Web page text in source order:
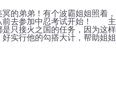
的弟弟！有个波霸姐姐照着，
前去参加中忍考试开始！ 主
只接火之国的任务，因为这样
实行他的勾搭大计，帮助姐姐